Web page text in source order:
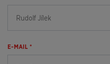
E-MAIL *